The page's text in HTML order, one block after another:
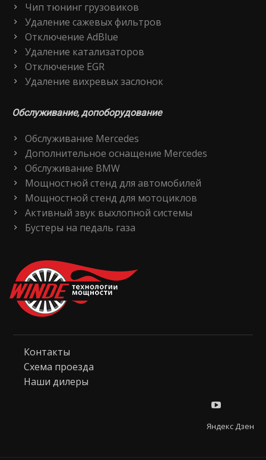
Чип тюнинг грузовиков
Удаление сажевых фильтров
Отключение AdBlue
Удаление катализаторов
Отключение EGR
Удаление вихревых заслонок
Обслуживание, допоборудование
Обслуживание Mercedes
Дополнительное оснащение Mercedes
Обслуживание BMW
Мощностной стенд для автомобилей
Мощностной стенд для мотоциклов
Активный звук выхлопной системы
Бустеры на педаль газа
Контакты
Схема проезда
Наши дилеры
Яндекс Дзен